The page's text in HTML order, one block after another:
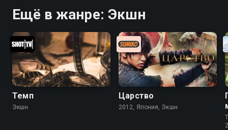
Ещё в жанре: Экшн
Темп
Экшн
Царство
2012, Япония, Экшн